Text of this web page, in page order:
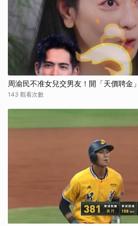
周渝民不准女兒交男友！開「天價聘金
143 觀看次數